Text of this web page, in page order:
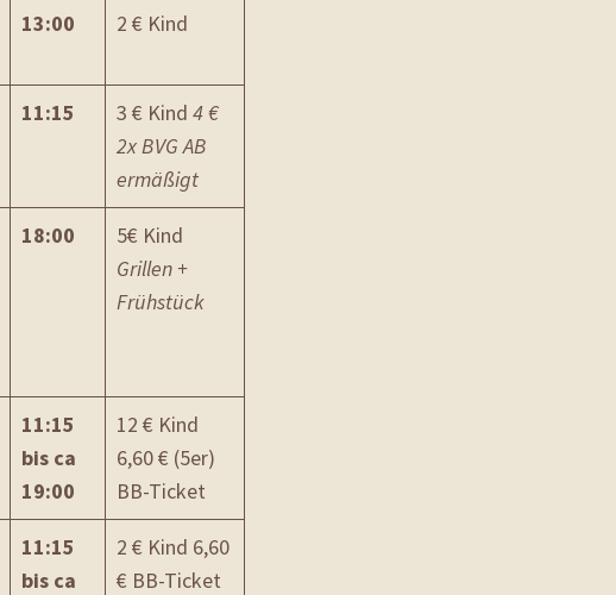
13:00 2 € Kind
11:15 3 € Kind 4 €
2x BVG AB
ermäßigt
18:00
5€ Kind
Grillen +
Frühstück
11:15
bis ca
19:00
12 € Kind
6,60 € (5er)
BB-Ticket
11:15
bis ca
2 € Kind 6,60
€ BB-Ticket